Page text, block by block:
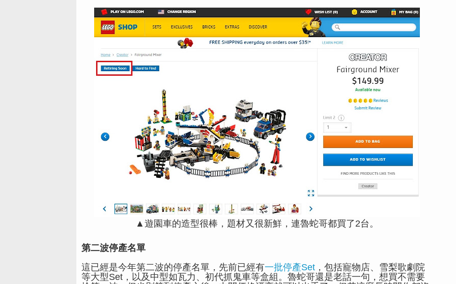
▲遊園車的造型很棒，題材又很新鮮，連魯蛇哥都買了2台。
第二波停產名單
這已經是今年第二波的停產名單，先前已經有一批停產Set，包括寵物店、雪梨歌劇院
等大型Set，以及中型如瓦力、初代抓鬼車等盒組。魯蛇哥還是老話一句，想買不需要